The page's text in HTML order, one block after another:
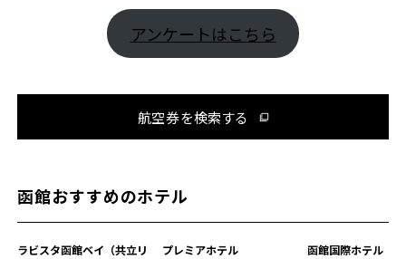
アンケートはこちら
航空券を検索する
函館おすすめのホテル
ラビスタ函館ベイ（共立リ
プレミアホテル
函館国際ホテル